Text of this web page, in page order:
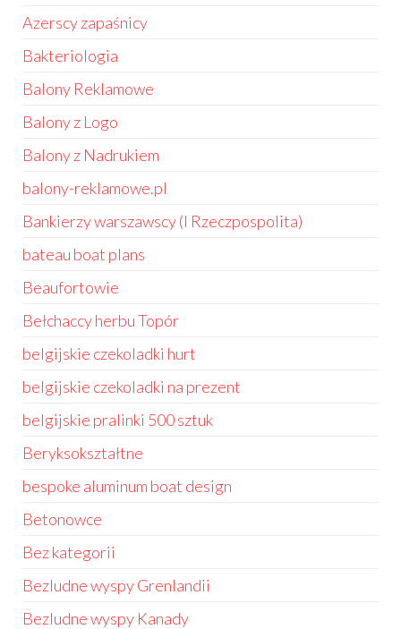
Azerscy zapaśnicy
Bakteriologia
Balony Reklamowe
Balony z Logo
Balony z Nadrukiem
balony-reklamowe.pl
Bankierzy warszawscy (I Rzeczpospolita)
bateau boat plans
Beaufortowie
Bełchaccy herbu Topór
belgijskie czekoladki hurt
belgijskie czekoladki na prezent
belgijskie pralinki 500 sztuk
Beryksokształtne
bespoke aluminum boat design
Betonowce
Bez kategorii
Bezludne wyspy Grenlandii
Bezludne wyspy Kanady